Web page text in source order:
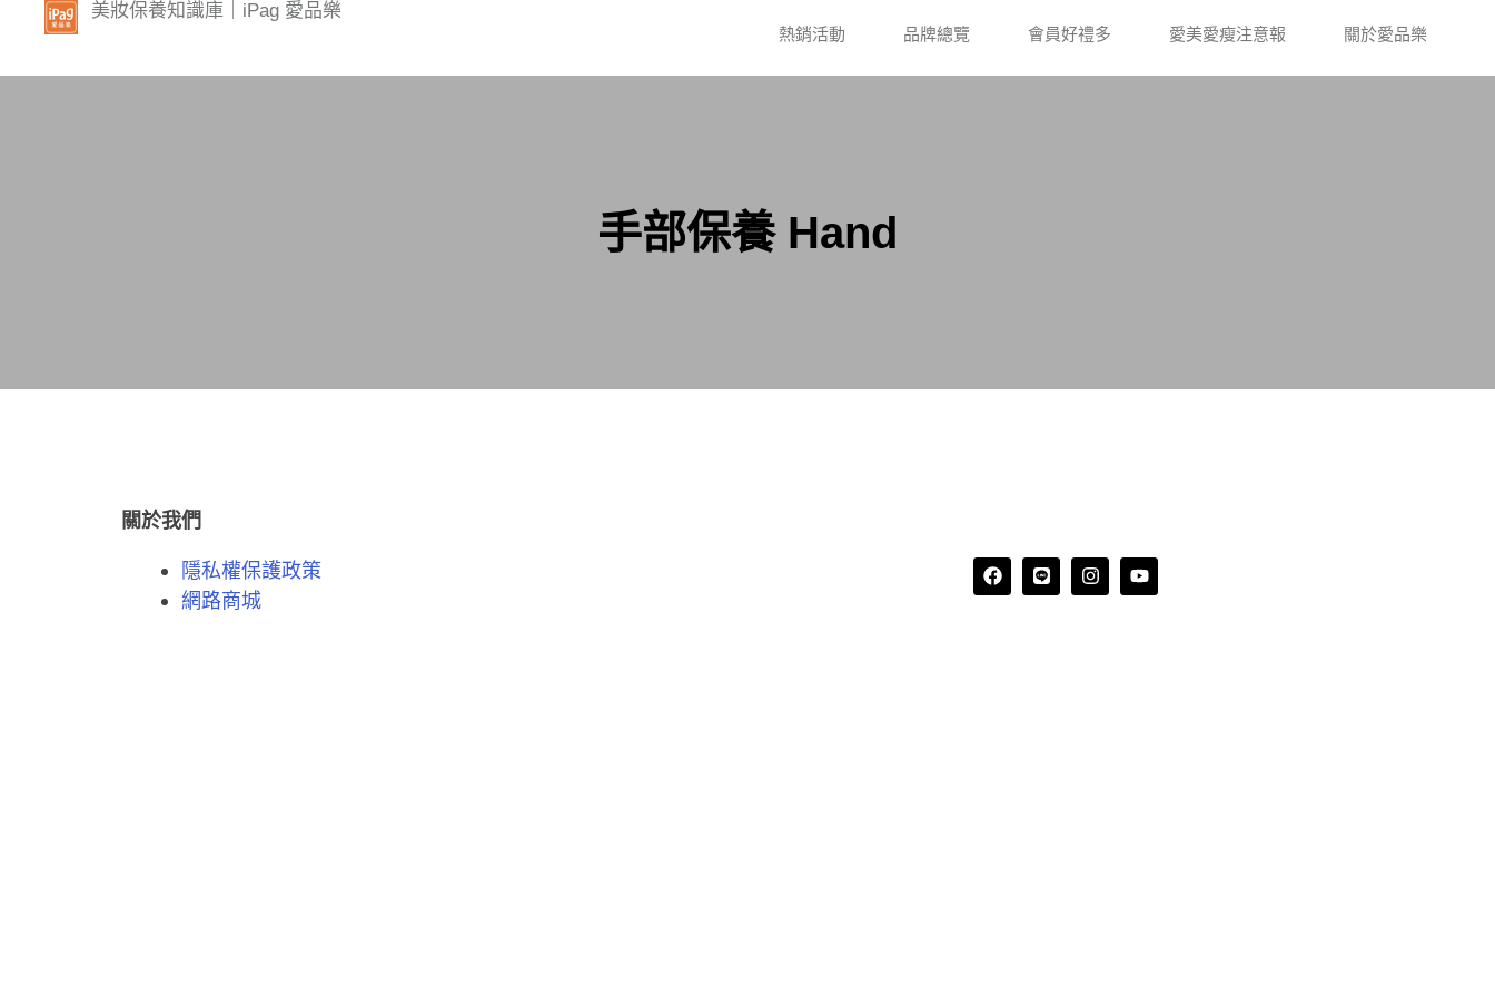
美妝保養知識庫｜iPag 愛品樂
熱銷活動
品牌總覽 會員好禮多 愛美愛瘦注意報 關於愛品樂
手部保養 Hand
關於我們
隱私權保護政策
網路商城